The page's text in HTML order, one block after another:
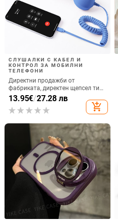
СЛУШАЛКИ С КАБЕЛ И
КОНТРОЛ ЗА МОБИЛНИ
ТЕЛЕФОНИ
Директни продажби от
фабриката, директен щепсел тип
C, мобилен телефон, Douyin
Internet Celebrity, електрически
микрофон, слушалки с C порт,
13.95€/27.28 лв
add_shopping_cart